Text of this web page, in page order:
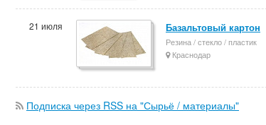
21 июля Базальтовый картон
Резина / стекло / пластик
Краснодар
Подписка через RSS на "Сырьё / материалы"